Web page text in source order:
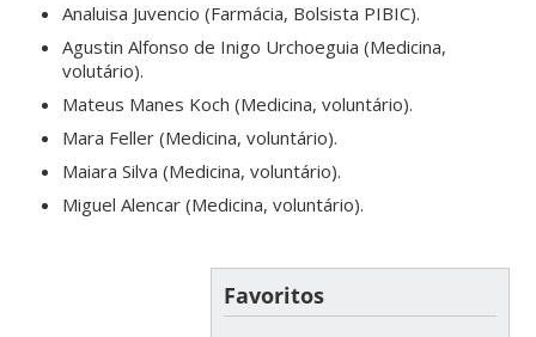
Analuisa Juvencio (Farmácia, Bolsista PIBIC).
Agustin Alfonso de Inigo Urchoeguia (Medicina,
volutário).
Mateus Manes Koch (Medicina, voluntário).
Mara Feller (Medicina, voluntário).
Maiara Silva (Medicina, voluntário).
Miguel Alencar (Medicina, voluntário).
Favoritos